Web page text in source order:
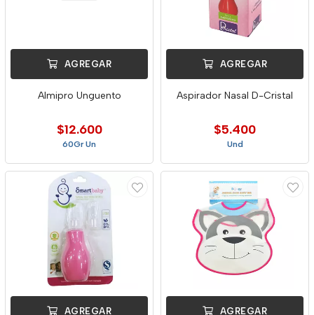
AGREGAR
Almipro Unguento
$12.600
60Gr Un
AGREGAR
Aspirador Nasal D-Cristal
$5.400
Und
AGREGAR AGREGAR